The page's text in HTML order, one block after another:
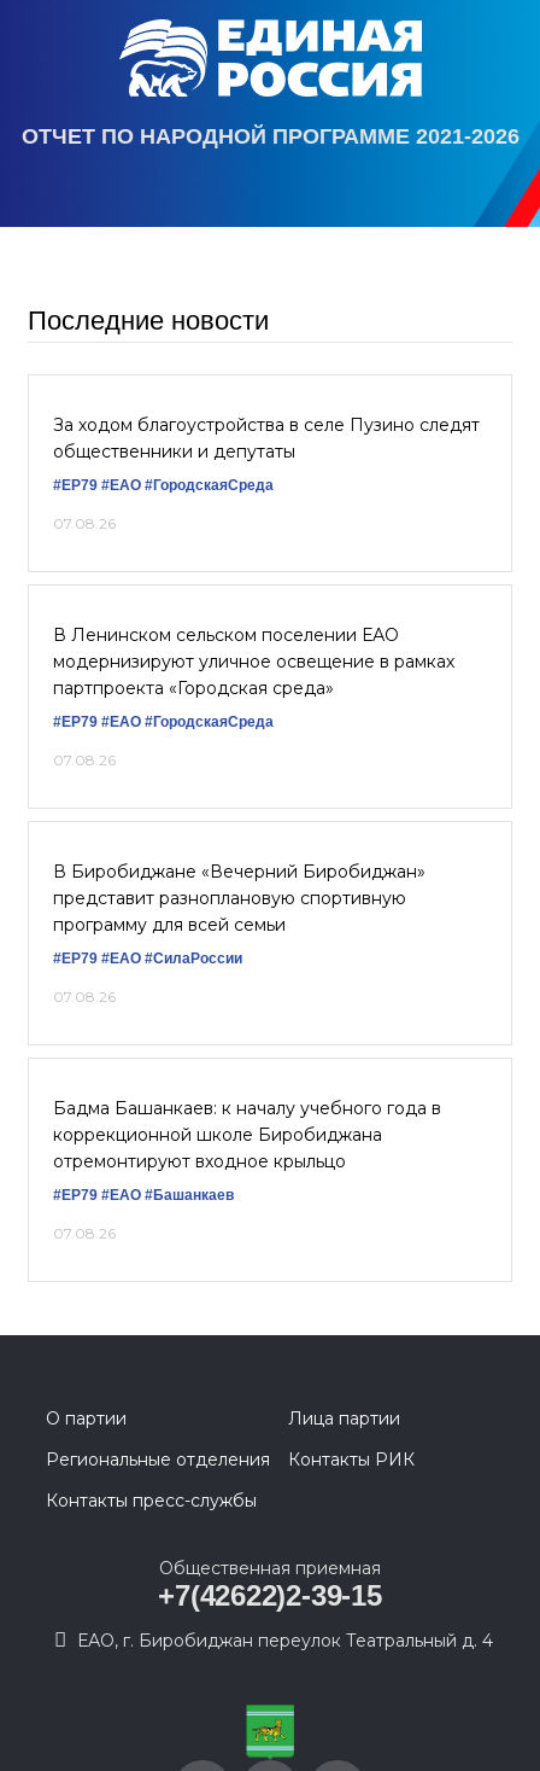
ОТЧЕТ ПО НАРОДНОЙ ПРОГРАММЕ 2021-2026
Последние новости
За ходом благоустройства в селе Пузино следят
общественники и депутаты
#ЕР79 #ЕАО #ГородскаяСреда
07.08.26
В Ленинском сельском поселении ЕАО
модернизируют уличное освещение в рамках
партпроекта «Городская среда»
#ЕР79 #ЕАО #ГородскаяСреда
07.08.26
В Биробиджане «Вечерний Биробиджан»
представит разноплановую спортивную
программу для всей семьи
#ЕР79 #ЕАО #СилаРоссии
07.08.26
Бадма Башанкаев: к началу учебного года в
коррекционной школе Биробиджана
отремонтируют входное крыльцо
#ЕР79 #ЕАО #Башанкаев
07.08.26
О партии
Лица партии
Региональные отделения
Контакты РИК
Контакты пресс-службы
Общественная приемная
+7(42622)2-39-15
ЕАО, г. Биробиджан переулок Театральный д. 4